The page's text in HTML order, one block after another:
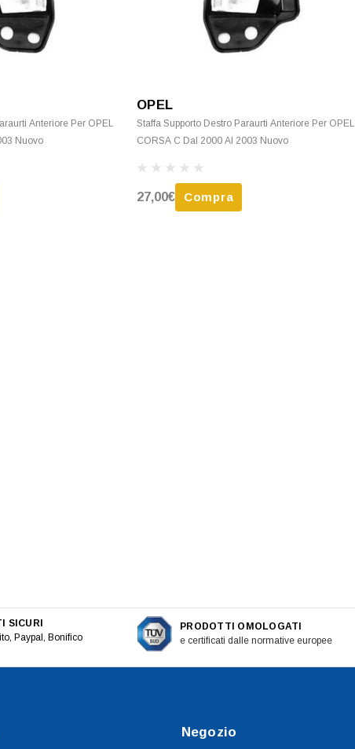
Anteriore Per OPEL
Nuovo
OPEL
Staffa Supporto Destro Paraurti Anteriore Per OPEL
CORSA C Dal 2000 Al 2003 Nuovo
27,00€ Compra
SICURI
Paypal, Bonifico
PRODOTTI OMOLOGATI
e certificati dalle normative europee
Negozio